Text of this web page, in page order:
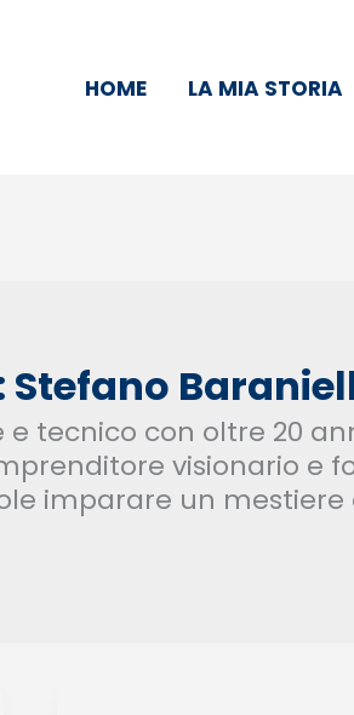
HOME LA MIA STORIA
tecnico con oltre 20
visionario e
imparare un